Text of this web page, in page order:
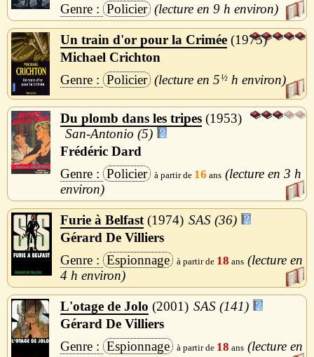
Policier
9 h
Un train d'or pour la Crimée 1975
Michael Crichton
Policier
5½ h
Du plomb dans les tripes 1953
San-Antonio (5)
Frédéric Dard
Policier
16 3 h
Furie à Belfast 1974
SAS (36)
Gérard De Villiers
Espionnage
18
4 h
L'otage de Jolo 2001
SAS (141)
Gérard De Villiers
Espionnage
18